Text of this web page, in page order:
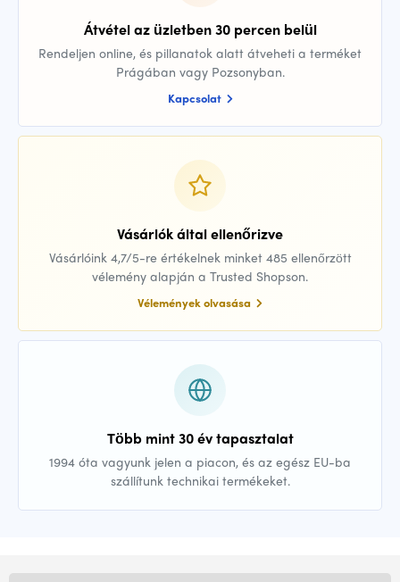
Átvétel az üzletben 30 percen belül
Rendeljen online, és pillanatok alatt átveheti a terméket
Prágában vagy Pozsonyban.
Kapcsolat
Vásárlók által ellenőrizve
Vásárlóink 4,7/5-re értékelnek minket 485 ellenőrzött
vélemény alapján a Trusted Shopson.
Vélemények olvasása
Több mint 30 év tapasztalat
1994 óta vagyunk jelen a piacon, és az egész EU-ba
szállítunk technikai termékeket.